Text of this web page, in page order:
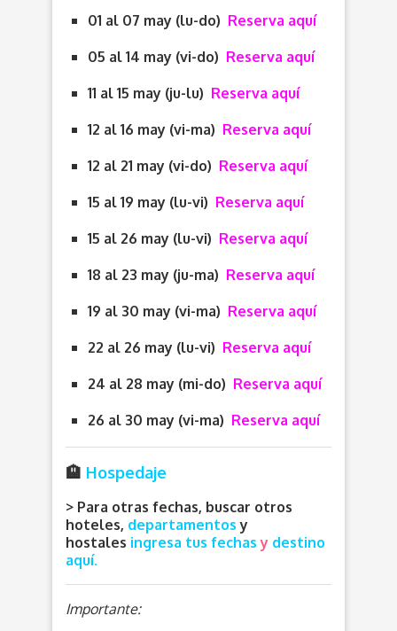
01 al 07 may (lu-do) Reserva aquí
05 al 14 may (vi-do) Reserva aquí
11 al 15 may (ju-lu) Reserva aquí
12 al 16 may (vi-ma) Reserva aquí
12 al 21 may (vi-do) Reserva aquí
15 al 19 may (lu-vi) Reserva aquí
15 al 26 may (lu-vi) Reserva aquí
18 al 23 may (ju-ma) Reserva aquí
19 al 30 may (vi-ma) Reserva aquí
22 al 26 may (lu-vi) Reserva aquí
24 al 28 may (mi-do) Reserva aquí
26 al 30 may (vi-ma) Reserva aquí
🏨 Hospedaje
> Para otras fechas, buscar otros
hoteles, departamentos y
hostales ingresa tus fechas y destino
aquí.
Importante: